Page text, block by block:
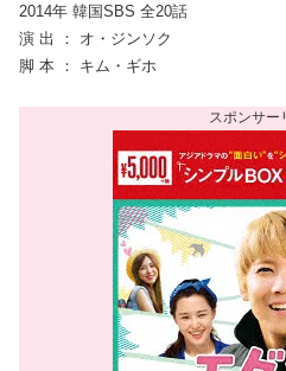
2014年 韓国SBS 全20話
演 出 ： オ・ジンソク
脚 本 ： キム・ギホ